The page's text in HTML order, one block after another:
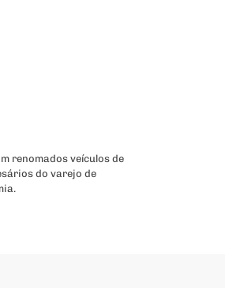
renomados veículos de
do varejo de